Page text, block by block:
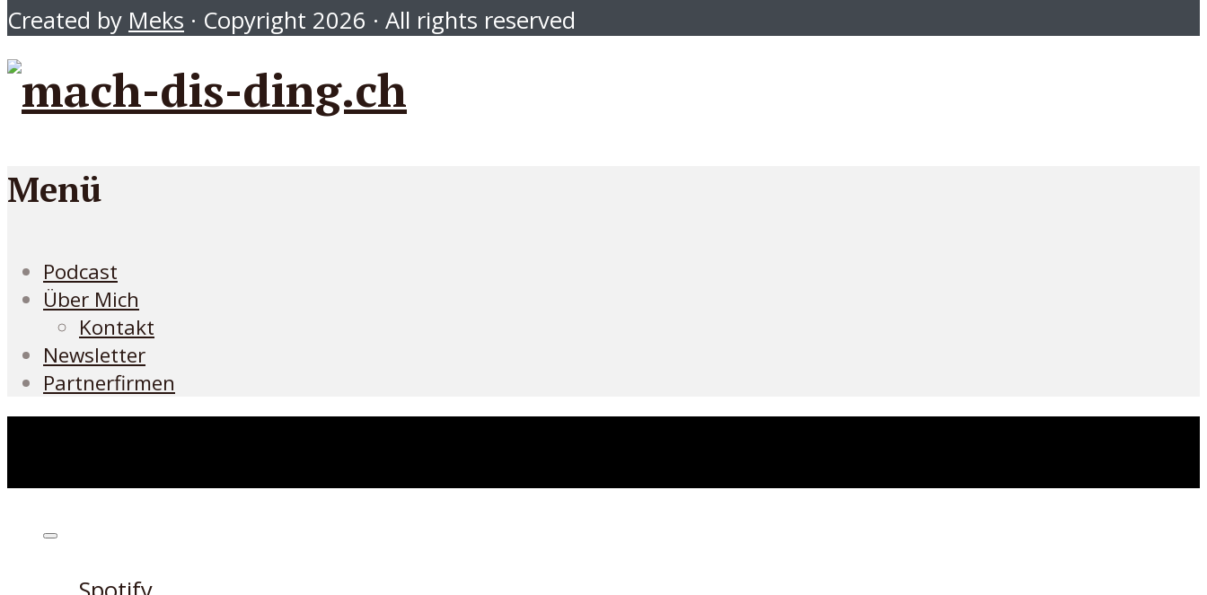
Created by Meks · Copyright 2026 · All rights reserved
Menü
Podcast
Über Mich
Kontakt
Newsletter
Partnerfirmen